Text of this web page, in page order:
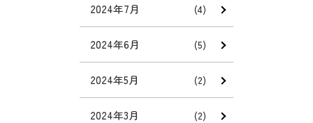
2024年7月 (4)
2024年6月 (5)
2024年5月 (2)
2024年3月 (2)